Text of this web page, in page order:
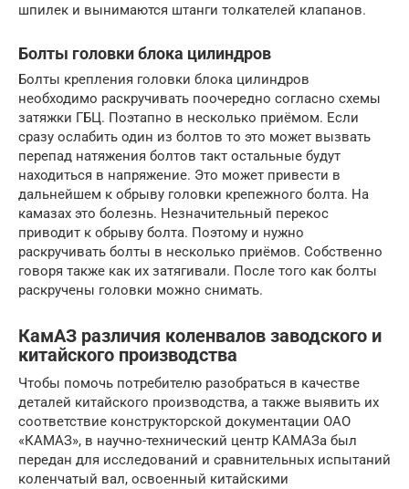
шпилек и вынимаются штанги толкателей клапанов.
Болты головки блока цилиндров
Болты крепления головки блока цилиндров
необходимо раскручивать поочередно согласно схемы
затяжки ГБЦ. Поэтапно в несколько приёмом. Если
сразу ослабить один из болтов то это может вызвать
перепад натяжения болтов такт остальные будут
находиться в напряжение. Это может привести в
дальнейшем к обрыву головки крепежного болта. На
камазах это болезнь. Незначительный перекос
приводит к обрыву болта. Поэтому и нужно
раскручивать болты в несколько приёмов. Собственно
говоря также как их затягивали. После того как болты
раскручены головки можно снимать.
КамАЗ различия коленвалов заводского и
китайского производства
Чтобы помочь потребителю разобраться в качестве
деталей китай­ского производства, а также выявить их
соответствие конструкторской документации ОАО
«КАМАЗ», в научно-технический центр КАМАЗа был
передан для исследований и сравнительных испытаний
коленчатый вал, освоенный китайскими